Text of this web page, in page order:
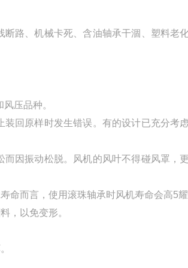
路、机械卡死、含油轴承干涸、塑料老
压品种。
回原样时发生错误。有的设计已充分考
因振动松脱。风机的风叶不得碰风罩，
命而言，使用滚珠轴承时风机寿命会高5
，以免变形。